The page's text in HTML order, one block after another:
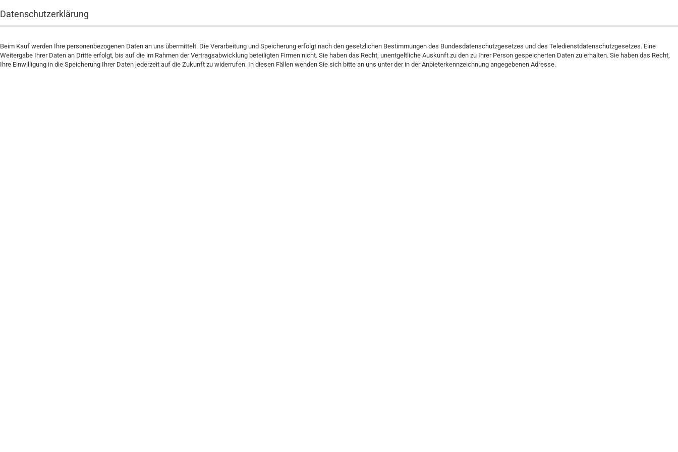
Datenschutzerklärung
Beim Kauf werden Ihre personenbezogenen Daten an uns übermittelt. Die Verarbeitung und Speicherung erfolgt nach den gesetzlichen Bestimmungen des Bundesdatenschutzgesetzes und des Teledienstdatenschutzgesetzes. Eine
Weitergabe Ihrer Daten an Dritte erfolgt, bis auf die im Rahmen der Vertragsabwicklung beteiligten Firmen nicht. Sie haben das Recht, unentgeltliche Auskunft zu den zu Ihrer Person gespeicherten Daten zu erhalten. Sie haben das Recht,
Ihre Einwilligung in die Speicherung Ihrer Daten jederzeit auf die Zukunft zu widerrufen. In diesen Fällen wenden Sie sich bitte an uns unter der in der Anbieterkennzeichnung angegebenen Adresse.